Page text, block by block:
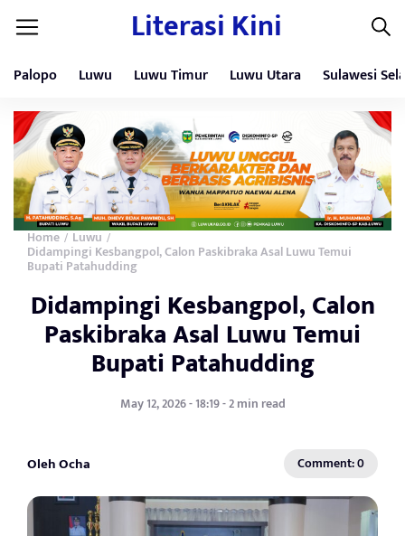
Literasi Kini
Palopo Luwu Luwu Timur Luwu Utara Sulawesi
Home / Luwu /
Didampingi Kesbangpol, Calon Paskibraka Asal Luwu Temui
Bupati Patahudding
Didampingi Kesbangpol, Calon
Paskibraka Asal Luwu Temui
Bupati Patahudding
May 12, 2026 - 18:19 - 2 min read
Oleh Ocha Comment: 0